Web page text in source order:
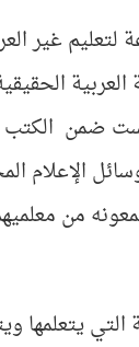
غير
ضمن الكتب
الإعلام
من
يتعلمها